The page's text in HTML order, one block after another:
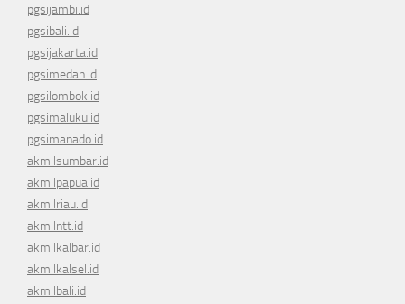
pgsijambi.id
pgsibali.id
pgsijakarta.id
pgsimedan.id
pgsilombok.id
pgsimaluku.id
pgsimanado.id
akmilsumbar.id
akmilpapua.id
akmilriau.id
akmilntt.id
akmilkalbar.id
akmilkalsel.id
akmilbali.id